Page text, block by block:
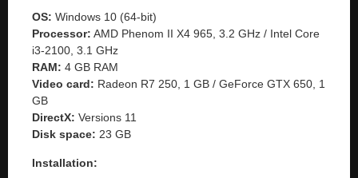
OS: Windows 10 (64-bit)
Processor: AMD Phenom II X4 965, 3.2 GHz / Intel Core
i3-2100, 3.1 GHz
RAM: 4 GB RAM
Video card: Radeon R7 250, 1 GB / GeForce GTX 650, 1
GB
DirectX: Versions 11
Disk space: 23 GB
Installation: